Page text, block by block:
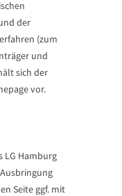
der
(zum
und
sich der
vor.
LG Hamburg
Seite ggf. mit